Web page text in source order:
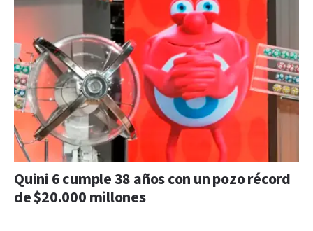
Quini 6 cumple 38 años con un pozo récord
de $20.000 millones